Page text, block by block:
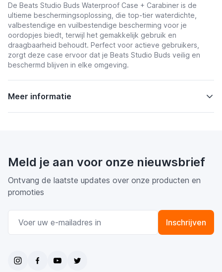
De Beats Studio Buds Waterproof Case + Carabiner is de
ultieme beschermingsoplossing, die top-tier waterdichte,
valbestendige en vuilbestendige bescherming voor je
oordopjes biedt, terwijl het gemakkelijk gebruik en
draagbaarheid behoudt. Perfect voor actieve gebruikers,
zorgt deze case ervoor dat je Beats Studio Buds veilig en
beschermd blijven in elke omgeving.
Meer informatie
Meld je aan voor onze nieuwsbrief
Ontvang de laatste updates over onze producten en
promoties
Inschrijven